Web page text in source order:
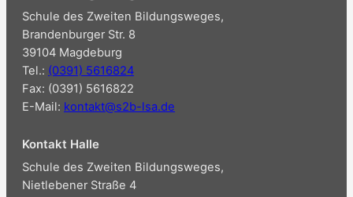
Schule des Zweiten Bildungsweges,
Brandenburger Str. 8
39104 Magdeburg
Tel.: (0391) 5616824
Fax: (0391) 5616822
E-Mail: kontakt@s2b-lsa.de
Kontakt Halle
Schule des Zweiten Bildungsweges,
Nietlebener Straße 4